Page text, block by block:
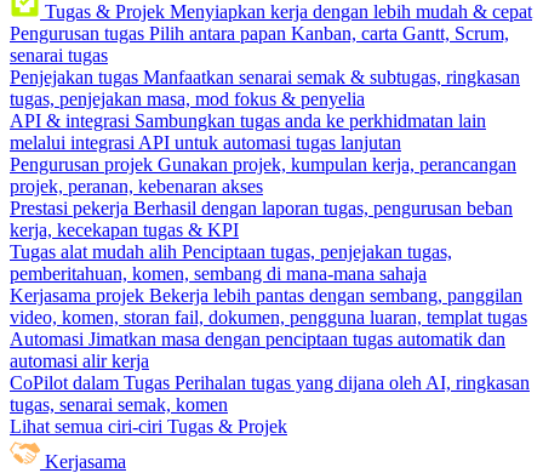
Tugas & Projek Menyiapkan kerja dengan lebih mudah & cepat
Pengurusan tugas Pilih antara papan Kanban, carta Gantt, Scrum,
senarai tugas
Penjejakan tugas Manfaatkan senarai semak & subtugas, ringkasan
tugas, penjejakan masa, mod fokus & penyelia
API & integrasi Sambungkan tugas anda ke perkhidmatan lain
melalui integrasi API untuk automasi tugas lanjutan
Pengurusan projek Gunakan projek, kumpulan kerja, perancangan
projek, peranan, kebenaran akses
Prestasi pekerja Berhasil dengan laporan tugas, pengurusan beban
kerja, kecekapan tugas & KPI
Tugas alat mudah alih Penciptaan tugas, penjejakan tugas,
pemberitahuan, komen, sembang di mana-mana sahaja
Kerjasama projek Bekerja lebih pantas dengan sembang, panggilan
video, komen, storan fail, dokumen, pengguna luaran, templat tugas
Automasi Jimatkan masa dengan penciptaan tugas automatik dan
automasi alir kerja
CoPilot dalam Tugas Perihalan tugas yang dijana oleh AI, ringkasan
tugas, senarai semak, komen
Lihat semua ciri-ciri Tugas & Projek
Kerjasama